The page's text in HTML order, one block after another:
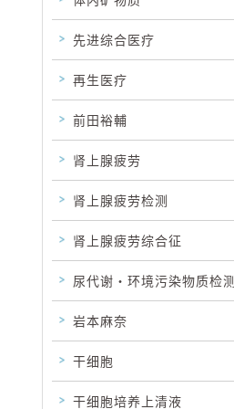
先进综合医疗
再生医疗
前田裕輔
肾上腺疲劳
肾上腺疲劳检测
肾上腺疲劳综合征
尿代谢・环境污染物质检测
岩本麻奈
干细胞
干细胞培养上清液